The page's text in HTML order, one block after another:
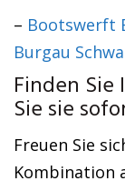
– Bootswerft
Burgau
Finden
Sie sie
Freuen Sie
Kombination